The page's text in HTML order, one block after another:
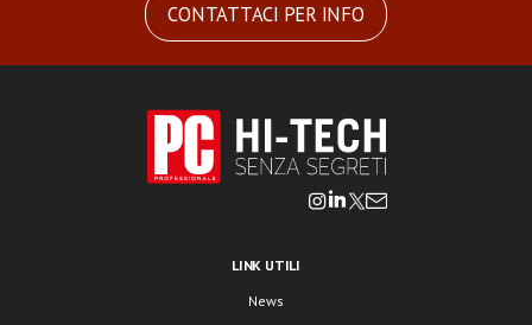
CONTATTACI PER INFO
LINK UTILI
News